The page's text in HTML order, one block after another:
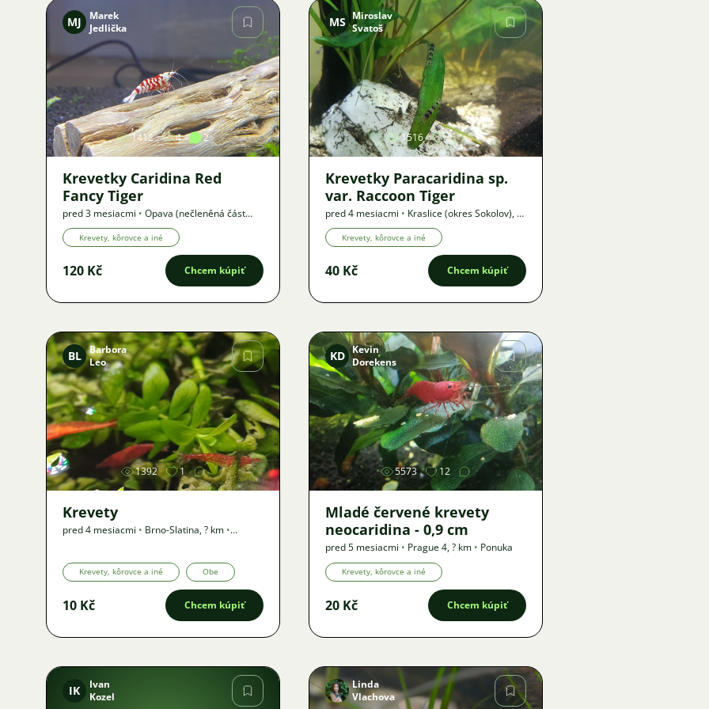
Obrázok
MJ
Marek
Jedlička
1412 4 2
Krevetky Caridina Red
Fancy Tiger
pred 3 mesiacmi • Opava (nečleněná část
města),? km•Ponuka
Krevety, kôrovce a iné
120 Kč Chcem kúpiť
Obrázok
MS Miroslav
Svatoš
1516
Krevetky Paracaridina sp.
var. Raccoon Tiger
pred 4 mesiacmi • Kraslice (okres Sokolov), ?
km•Ponuka
Krevety, kôrovce a iné
40 Kč Chcem kúpiť
Obrázok
BL
Barbora
Leo
1392 1
Krevety
pred 4 mesiacmi • Brno-Slatina,? km •
Krevety, kôrovce a iné Obe
10 Kč Chcem kúpiť
Obrázok
KD Kevin
Dorekens
5573 12
Mladé červené krevety
neocaridina - 0,9 cm
pred 5 mesiacmi • Prague 4,? km • Ponuka
Krevety, kôrovce a iné
20 Kč Chcem kúpiť
IK
Ivan
Kozel
Linda
Vlachova